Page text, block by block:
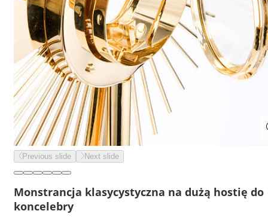
Previous slide Next slide
Monstrancja klasycystyczna na dużą hostię do
koncelebry